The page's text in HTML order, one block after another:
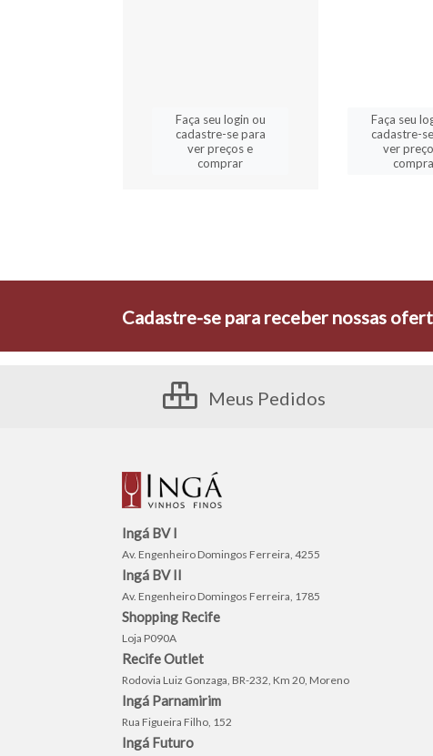
Faça seu login ou
cadastre-se para
ver preços e
comprar
Faça seu
cadastre-
ver
Cadastre-se para receber nossas
Meus Pedidos
Ingá BV I
Av. Engenheiro Domingos Ferreira, 4255
Ingá BV II
Av. Engenheiro Domingos Ferreira, 1785
Shopping Recife
Loja P090A
Recife Outlet
Rodovia Luiz Gonzaga, BR-232, Km 20, Moreno
Ingá Parnamirim
Rua Figueira Filho, 152
Ingá Futuro